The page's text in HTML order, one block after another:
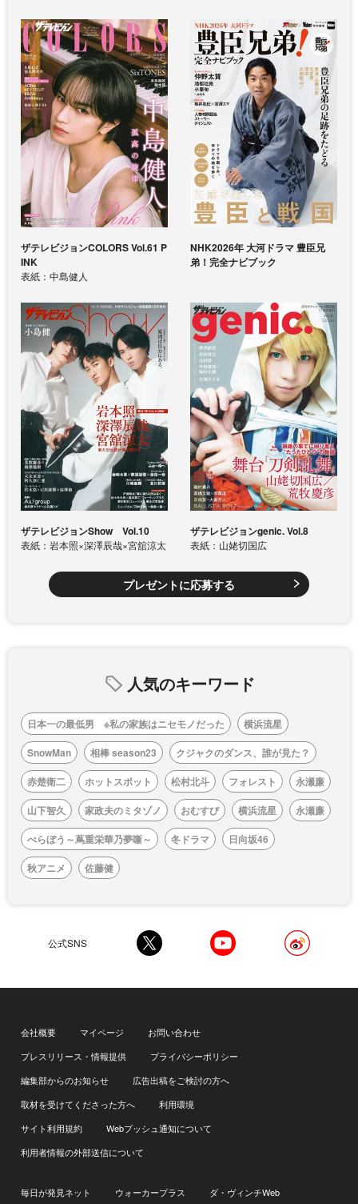
ザテレビジョンCOLORS Vol.61 P
INK
表紙：中島健人
NHK2026年 大河ドラマ 豊臣兄
弟！完全ナビブック
ザテレビジョンShow Vol.10
表紙：岩本照×深澤辰哉×宮舘涼太
ザテレビジョンgenic. Vol.8
表紙：山姥切国広
プレゼントに応募する
人気のキーワード
日本一の最低男 ※私の家族はニセモノだった
横浜流星
SnowMan
相棒 season23
クジャクのダンス、誰が見た？
赤楚衛二
ホットスポット 松村北斗 フォレスト
永瀬廉
山下智久
家政夫のミタゾノ おむすび 横浜流星
永瀬廉
べらぼう～蔦重栄華乃夢噺～
冬ドラマ
日向坂46
秋アニメ
佐藤健
公式SNS
会社概要 マイページ
お問い合わせ
プレスリリース・情報提供
プライバシーポリシー
編集部からのお知らせ
広告出稿をご検討の方へ
取材を受けてくださった方へ
利用環境
サイト利用規約
Webプッシュ通知について
利用者情報の外部送信について
毎日が発見ネット ウォーカープラス ダ・ヴィンチWeb